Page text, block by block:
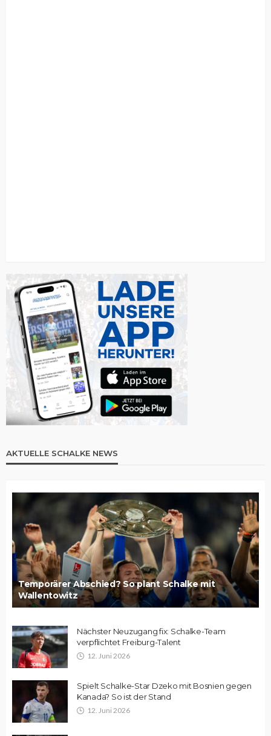
AKTUELLE SCHALKE NEWS
Temporärer Abschied? So plant Schalke mit
Wallentowitz
Nächster Neuzugang fix: Schalke-Team
verpflichtet Freiburg-Talent
12. Juni 2026
Spielt Schalke-Star Dzeko mit Bosnien gegen
Kanada? So ist der Stand
12. Juni 2026